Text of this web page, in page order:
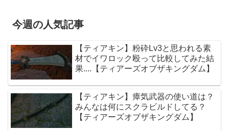
今週の人気記事
【ティアキン】粉砕Lv3と思われる素
材でイワロック殴って比較してみた結
果....【ティアーズオブザキングダム】
【ティアキン】瘴気武器の使い道は？
みんなは何にスクラビルドしてる？
【ティアーズオブザキングダム】